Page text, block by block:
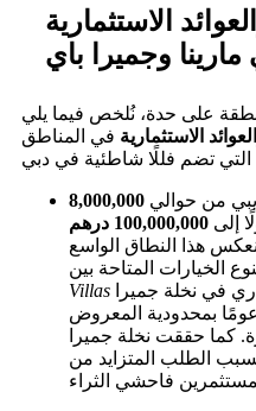
الاستثمارية
وجميرا باي
على حدة، نُلخص فيما يلي
الاستثمارية في المناطق
من حوالي 8,000,000
إلى
100,000,000 درهم
هذا النطاق الواسع
Villas
بمحدودية المعروض
كما حققت نخلة جميرا
الطلب المتزايد من